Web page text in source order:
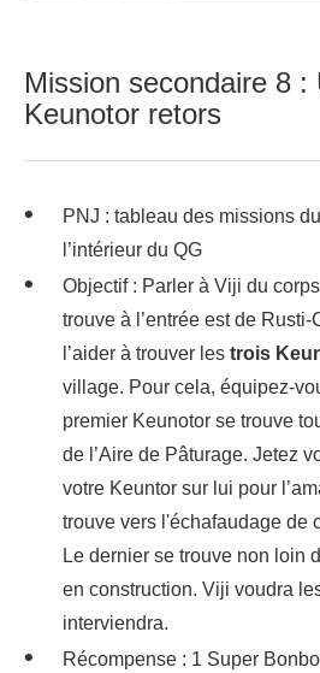
Mission secondaire 8 :
Keunotor retors
PNJ : tableau des missions
l’intérieur du QG
Objectif : Parler à Viji du
trouve à l’entrée est de Rusti-
l’aider à trouver les trois
village. Pour cela, équipez-
premier Keunotor se trouve
de l’Aire de Pâturage. Jetez
votre Keuntor sur lui pour
trouve vers l'échafaudage de
Le dernier se trouve non loin
en construction. Viji voudra
interviendra.
Récompense : 1 Super